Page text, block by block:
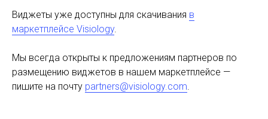
Виджеты уже доступны для скачивания в
маркетплейсе Visiology.
Мы всегда открыты к предложениям партнеров по
размещению виджетов в нашем маркетплейсе —
пишите на почту partners@visiology.com.